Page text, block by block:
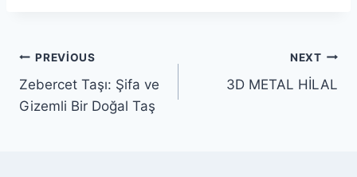
Yazı
gezinmesi
PREVIOUS
Zebercet Taşı: Şifa ve
Gizemli Bir Doğal Taş
NEXT
3D METAL HİLAL